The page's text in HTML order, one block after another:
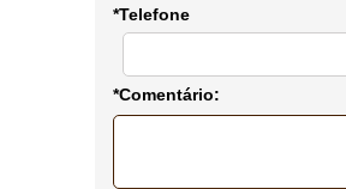
*Telefone
*Comentário: